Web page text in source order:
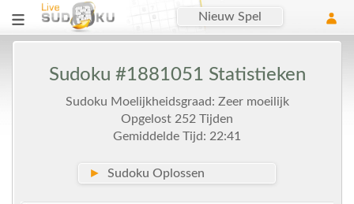
Nieuw Spel
Sudoku #1881051 Statistieken
Sudoku Moelijkheidsgraad: Zeer moeilijk
Opgelost 252 Tijden
Gemiddelde Tijd: 22:41
► Sudoku Oplossen